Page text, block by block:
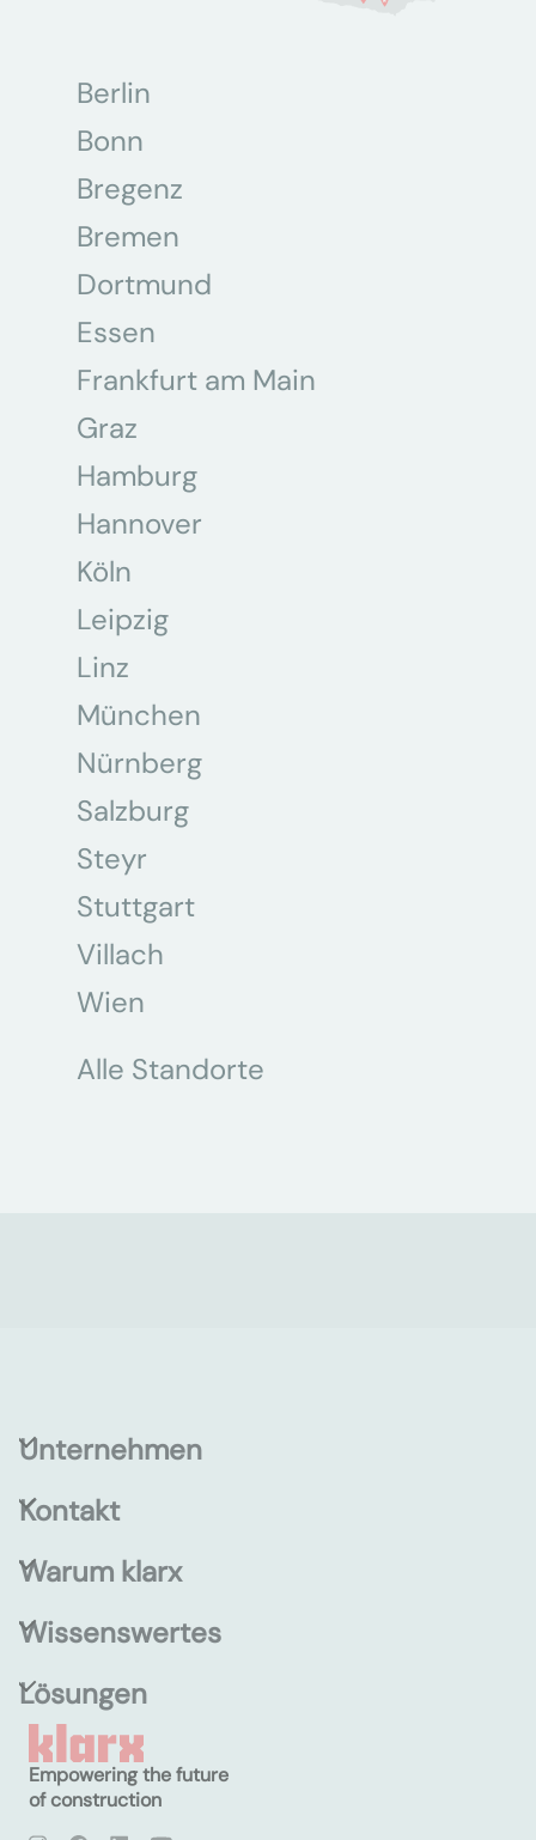
Berlin
Bonn
Bregenz
Bremen
Dortmund
Essen
Frankfurt am Main
Graz
Hamburg
Hannover
Köln
Leipzig
Linz
München
Nürnberg
Salzburg
Steyr
Stuttgart
Villach
Wien
Alle Standorte
Unternehmen
Kontakt
Warum klarx
Wissenswertes
Lösungen
Empowering the future
of construction